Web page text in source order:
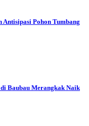
Pohon Tumbang
Baubau Merangkak Naik